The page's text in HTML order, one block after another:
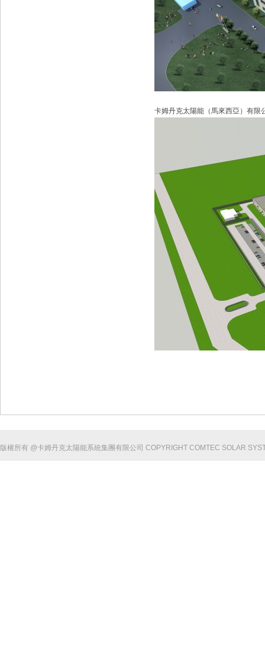
卡姆丹克太陽能（馬來西亞）有限
版權所有 @卡姆丹克太陽能系統集團有限公司 COPYRIGHT COMTEC SOLAR